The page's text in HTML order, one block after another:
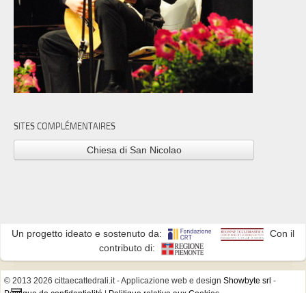
SITES COMPLÉMENTAIRES
Chiesa di San Nicolao
Un progetto ideato e sostenuto da:
Con il
contributo di:
© 2013 2026 cittaecattedrali.it- Applicazione web e design Showbyte srl -